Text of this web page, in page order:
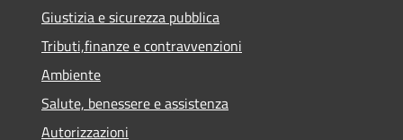
Giustizia e sicurezza pubblica
Tributi,finanze e contravvenzioni
Ambiente
Salute, benessere e assistenza
Autorizzazioni